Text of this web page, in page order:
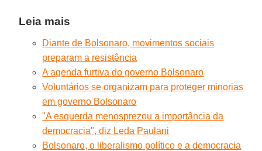
Leia mais
Diante de Bolsonaro, movimentos sociais
preparam a resistência
A agenda furtiva do governo Bolsonaro
Voluntários se organizam para proteger minorias
em governo Bolsonaro
"A esquerda menosprezou a importância da
democracia", diz Leda Paulani
Bolsonaro, o liberalismo político e a democracia